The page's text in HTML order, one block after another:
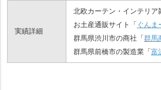
実績詳細
北欧カーテン・インテリア
お土産通販サイト「 ぐんま
群馬県渋川市の商社「群馬
群馬県前橋市の製造業「富